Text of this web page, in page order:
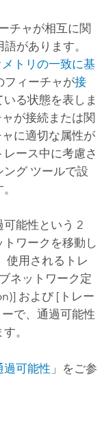
チャが相互に関
があります。
メトリの一致に基
フィーチャが接
る状態を表しま
が接続または関
に適切な属性が
ース中に考慮さ
グ ツールで設
可能性という 2
ワークを移動し
使用されるトレ
ネットワーク定
および [トレー
で、通過可能性
。
過可能性 」をご参